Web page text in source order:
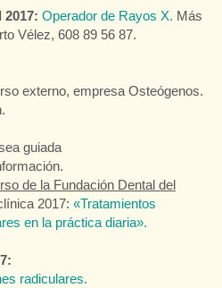
2017: Operador de Rayos X. Más
Vélez, 608 89 56 87.
externo, empresa Osteógenos.
guiada
de la Fundación Dental del
2017: «Tratamientos
en la práctica diaria».
radiculares.